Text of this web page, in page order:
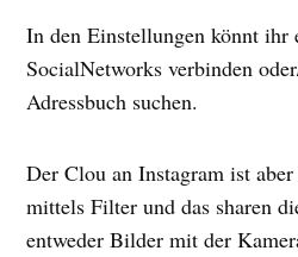
In den Einstellungen könnt ihr
SocialNetworks verbinden
Adressbuch suchen.
Der Clou an Instagram ist
mittels Filter und das sharen
entweder Bilder mit der